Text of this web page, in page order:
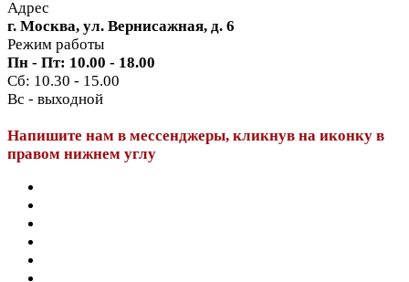
Адрес
г. Москва, ул. Вернисажная, д. 6
Режим работы
Пн - Пт: 10.00 - 18.00
Сб: 10.30 - 15.00
Вс - выходной
Напишите нам в мессенджеры, кликнув на иконку в
правом нижнем углу